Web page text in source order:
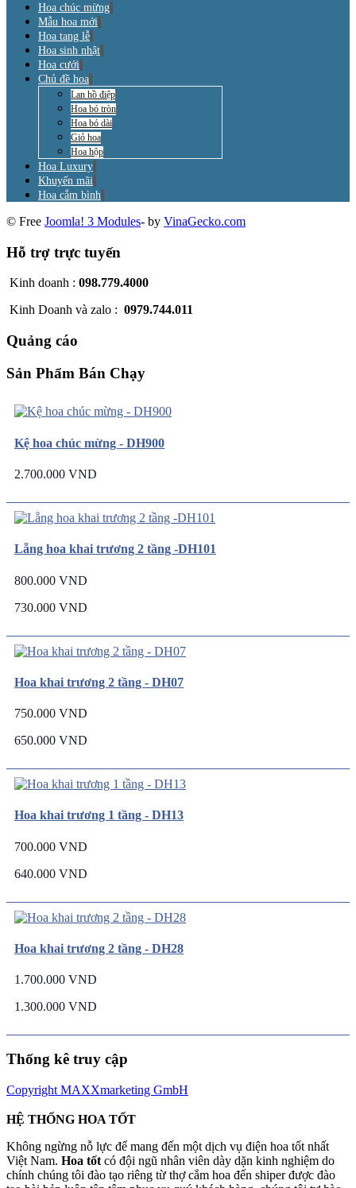
Hoa chúc mừng
Mẫu hoa mới
Hoa tang lễ
Hoa sinh nhật
Hoa cưới
Chủ đề hoa
Lan hồ điệp
Hoa bó tròn
Hoa bó dài
Giỏ hoa
Hoa hộp
Hoa Luxury
Khuyến mãi
Hoa cắm bình
© Free Joomla! 3 Modules- by VinaGecko.com
Hỗ trợ trực tuyến
Kinh doanh : 098.779.4000
Kinh Doanh và zalo : 0979.744.011
Quảng cáo
Sản Phẩm Bán Chạy
Kệ hoa chúc mừng - DH900
2.700.000 VND
Lẵng hoa khai trương 2 tầng -DH101
800.000 VND
730.000 VND
Hoa khai trương 2 tầng - DH07
750.000 VND
650.000 VND
Hoa khai trương 1 tầng - DH13
700.000 VND
640.000 VND
Hoa khai trương 2 tầng - DH28
1.700.000 VND
1.300.000 VND
Thống kê truy cập
Copyright MAXXmarketing GmbH
HỆ THỐNG HOA TỐT
Không ngừng nỗ lực để mang đến một dịch vụ điện hoa tốt nhất
Việt Nam. Hoa tốt có đội ngũ nhân viên dày dặn kinh nghiệm do
chính chúng tôi đào tạo riêng từ thợ cắm hoa đến shiper được đào